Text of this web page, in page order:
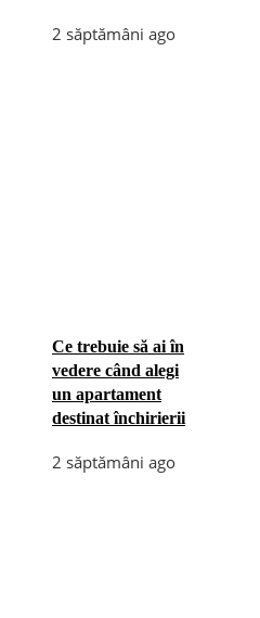
2 săptămâni ago
Ce trebuie să ai în
vedere când alegi
un apartament
destinat închirierii
2 săptămâni ago